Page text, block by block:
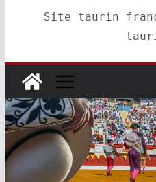
Site taurin